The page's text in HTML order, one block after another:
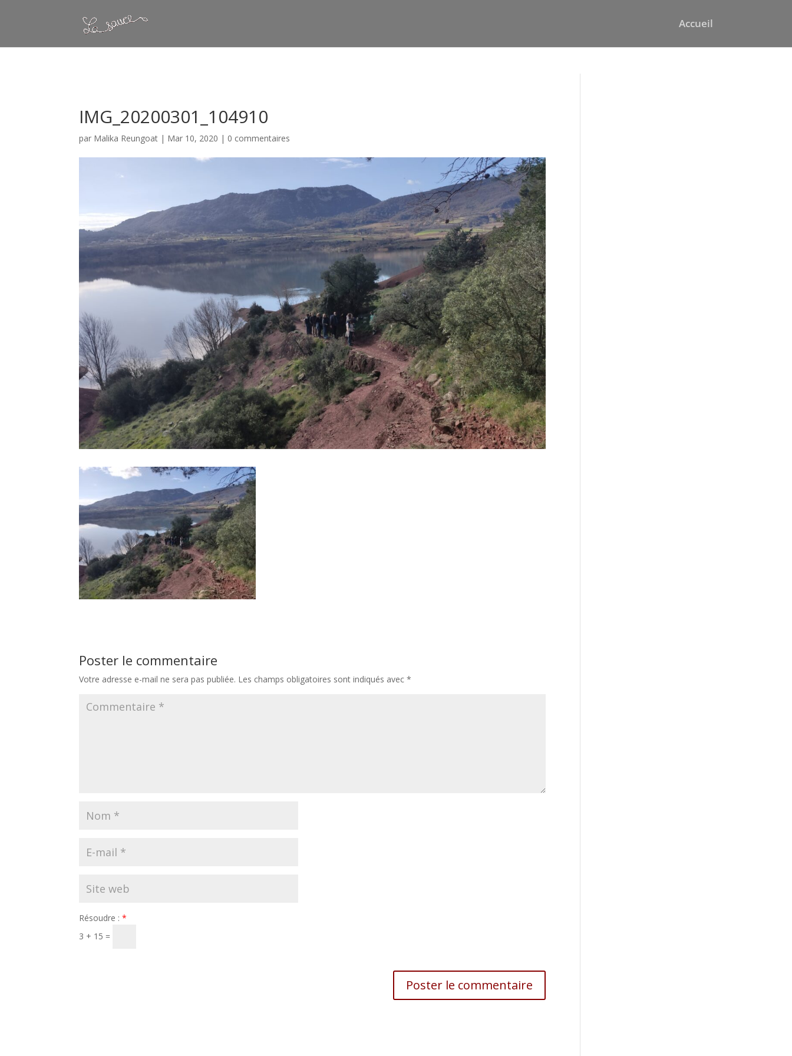
: Constant WP_CRON_LOCK_TIMEOUT already defined in Accueil
IMG_20200301_104910
par Malika Reungoat | Mar 10, 2020 | 0 commentaires
Poster le commentaire
Votre adresse e-mail ne sera pas publiée. Les champs obligatoires sont indiqués avec*
Résoudre :*
3 + 15 =